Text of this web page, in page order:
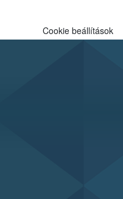
Cookie beállítások